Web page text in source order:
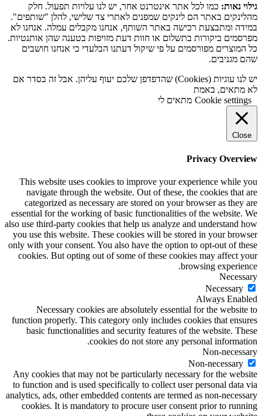
גילוי נאות: כמו לכל אתר אינטרנט אחר, יש לנו עלויות תפעול. חלק
מהלינקים באתר הם לינקים שמפנים לאתרי צד שלישי, להלן "שותפים".
במידה ומתבצעת רכישה באתר השותף, אנחנו מקבלים עמלה. אנחנו לא
מפרסמים ביקורות בתשלום או חוות דעת מזויפות בטענה שהן אותנטיות.
כל המוצרים מפורסמים על פי שיקול דעתנו הבלעדי כי אנחנו חושבים
שהם מגניבים.
יש לנו עוגיות (Cookies) שהדפדפן שלכם יעוף עליהן. אבל זה בסדר אם
לא מתאים, באמת
Cookie settings מתאים לי
Close
Privacy Overview
This website uses cookies to improve your experience while you
navigate through the website. Out of these, the cookies that are
categorized as necessary are stored on your browser as they are
essential for the working of basic functionalities of the website. We
also use third-party cookies that help us analyze and understand how
you use this website. These cookies will be stored in your browser
only with your consent. You also have the option to opt-out of these
cookies. But opting out of some of these cookies may affect your
browsing experience.
Necessary
Necessary
Always Enabled
Necessary cookies are absolutely essential for the website to
function properly. This category only includes cookies that ensures
basic functionalities and security features of the website. These
cookies do not store any personal information.
Non-necessary
Non-necessary
Any cookies that may not be particularly necessary for the website
to function and is used specifically to collect user personal data via
analytics, ads, other embedded contents are termed as non-necessary
cookies. It is mandatory to procure user consent prior to running